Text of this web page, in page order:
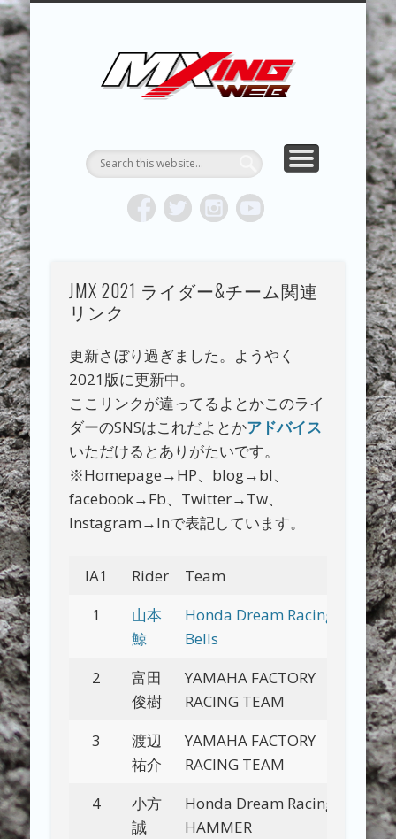
トク
HOME
TOPICS
ABOUT MX
RESULTS
REPORT
MXING & MXING＋PLUS
HYPER MXING
CONTACT
JMX 2021 ライダー&チーム関連
リンク
更新さぼり過ぎました。ようやく
2021版に更新中。
ここリンクが違ってるよとかこのライ
ダーのSNSはこれだよとかアドバイス
いただけるとありがたいです。
※Homepage→HP、blog→bl、
facebook→Fb、Twitter→Tw、
Instagram→Inで表記しています。
IA1 Rider Team
1
山本
鯨
Honda Dream Racing
Bells
2
富田
俊樹
YAMAHA FACTORY
RACING TEAM
3
渡辺
祐介
YAMAHA FACTORY
RACING TEAM
4
小方
誠
Honda Dream Racing
HAMMER